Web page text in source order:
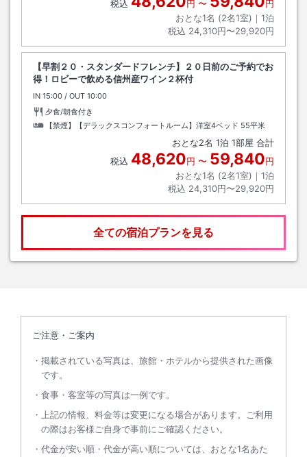
税込 円 〜
円
おとな1名 (2名1室)｜ 1泊
税込 24,310円〜29,920円
【早割２０・スタンダードフレンチ】２０日前のご予約でお
得！ロビーで飲める信州産ワイン２杯付
IN チェックイン
15:00 / OUT チェックアウト
10:00
夕食/朝食付き
【禁煙】【デラックスコンフォートルーム】洋室4ベッド 55平米
おとな2名 1泊 1部屋 合計
税込 48,620円 〜 59,840円
おとな1名 (2名1室)｜ 1泊
税込 24,310円〜29,920円
全ての宿泊プランを見る
ご注意・ご案内
掲載されている写真は、旅館・ホテルから提供された画像
です。
食事・客室等の写真は一例です。
上記の情報、料金等は変更になる場合があります。ご利用
の際はお客様ご自身で事前にご確認ください。
代金が安い順・代金が高い順については、おとな1名あた